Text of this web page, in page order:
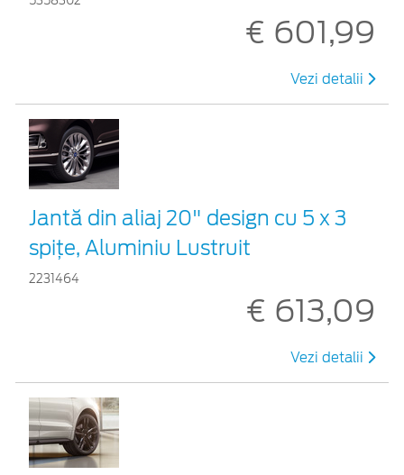
€ 601,99
Vezi detalii
Jantă din aliaj 20" design cu 5 x 3
spițe, Aluminiu Lustruit
2231464
€ 613,09
Vezi detalii